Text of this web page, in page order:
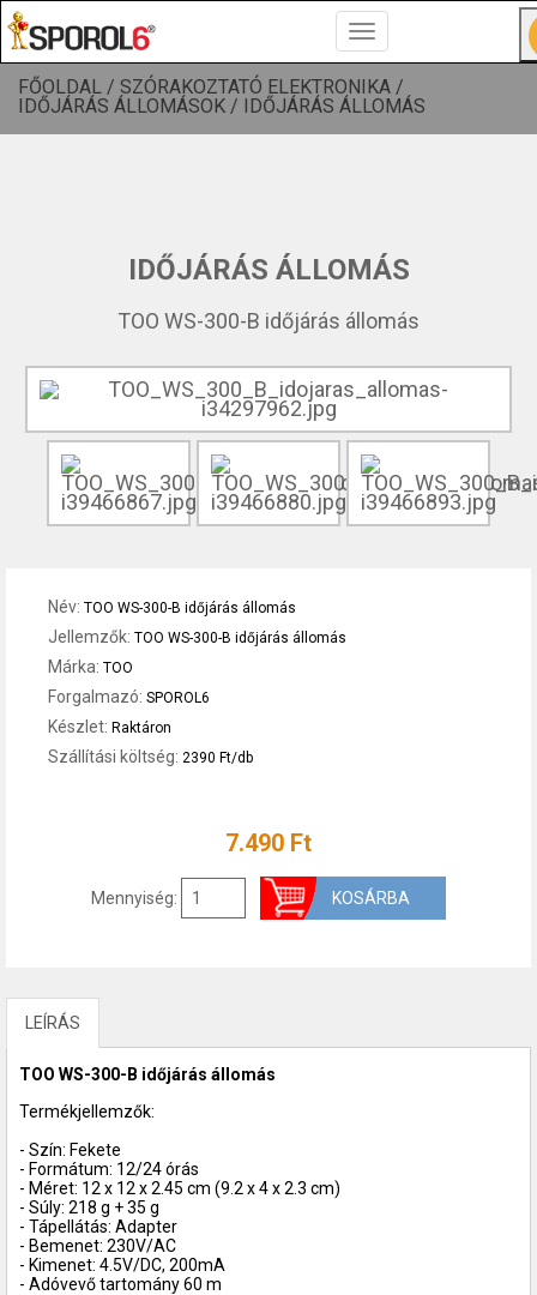
Toggle
navigation
FŐOLDAL / SZÓRAKOZTATÓ ELEKTRONIKA /
IDŐJÁRÁS ÁLLOMÁSOK / IDŐJÁRÁS ÁLLOMÁS
IDŐJÁRÁS ÁLLOMÁS
TOO WS-300-B időjárás állomás
Név: TOO WS-300-B időjárás állomás
Jellemzők: TOO WS-300-B időjárás állomás
Márka: TOO
Forgalmazó: SPOROL6
Készlet: Raktáron
Szállítási költség: 2390 Ft/db
7.490 Ft
Mennyiség:
LEÍRÁS
TOO WS-300-B időjárás állomás
Termékjellemzők:
- Szín: Fekete
- Formátum: 12/24 órás
- Méret: 12 x 12 x 2.45 cm (9.2 x 4 x 2.3 cm)
- Súly: 218 g + 35 g
- Tápellátás: Adapter
- Bemenet: 230V/AC
- Kimenet: 4.5V/DC, 200mA
- Adóvevő tartomány 60 m